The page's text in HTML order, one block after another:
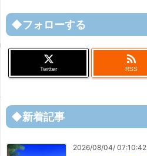
◆フォローする
Twitter

RSS
◆新着記事
2026/08/04/ 07:10:42